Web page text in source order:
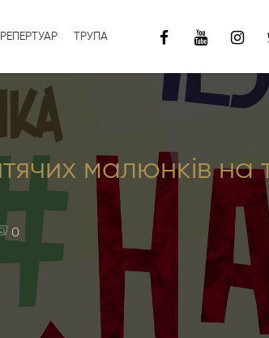
РЕПЕРТУАР ТРУПА
малюнків на
0